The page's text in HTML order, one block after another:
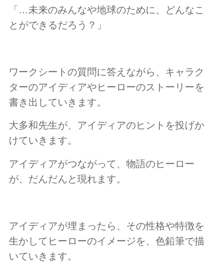
「…未来のみんなや地球のために、どんなこ
とができるだろう？」
ワークシートの質問に答えながら、キャラク
ターのアイディアやヒーローのストーリーを
書き出していきます。
大多和先生が、アイディアのヒントを投げか
けていきます。
アイディアがつながって、物語のヒーロー
が、だんだんと現れます。
アイディアが埋まったら、その性格や特徴を
生かしてヒーローのイメージを、色鉛筆で描
いていきます。